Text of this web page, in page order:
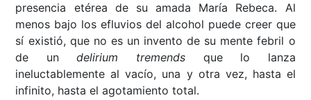
presencia etérea de su amada María Rebeca. Al
menos bajo los efluvios del alcohol puede creer que
sí existió, que no es un invento de su mente febril o
de undelirium tremends que lo lanza
ineluctablemente al vacío, una y otra vez, hasta el
infinito, hasta el agotamiento total.